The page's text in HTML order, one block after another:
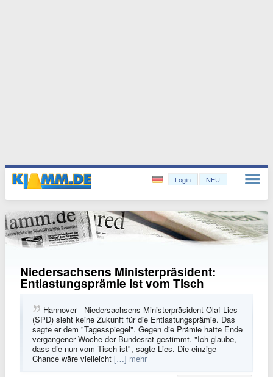
Login NEU
Niedersachsens Ministerpräsident:
Entlastungsprämie ist vom Tisch
Hannover - Niedersachsens Ministerpräsident Olaf Lies
(SPD) sieht keine Zukunft für die Entlastungsprämie. Das
sagte er dem "Tagesspiegel". Gegen die Prämie hatte Ende
vergangener Woche der Bundesrat gestimmt. "Ich glaube,
dass die nun vom Tisch ist", sagte Lies. Die einzige
Chance wäre vielleicht […] mehr